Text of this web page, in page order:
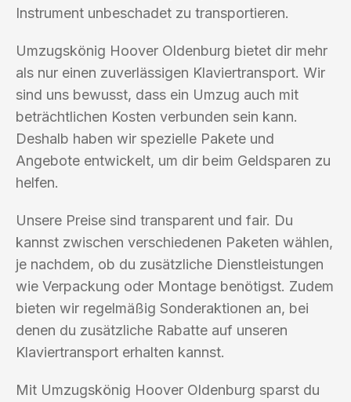
Instrument unbeschadet zu transportieren.
Umzugskönig Hoover Oldenburg bietet dir mehr
als nur einen zuverlässigen Klaviertransport. Wir
sind uns bewusst, dass ein Umzug auch mit
beträchtlichen Kosten verbunden sein kann.
Deshalb haben wir spezielle Pakete und
Angebote entwickelt, um dir beim Geldsparen zu
helfen.
Unsere Preise sind transparent und fair. Du
kannst zwischen verschiedenen Paketen wählen,
je nachdem, ob du zusätzliche Dienstleistungen
wie Verpackung oder Montage benötigst. Zudem
bieten wir regelmäßig Sonderaktionen an, bei
denen du zusätzliche Rabatte auf unseren
Klaviertransport erhalten kannst.
Mit Umzugskönig Hoover Oldenburg sparst du